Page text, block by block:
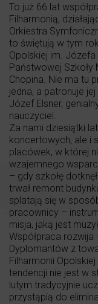
To już 66 lat
Filharmonią,
Orkiestra
to świętują w tym
Opolskiej im.
Państwowej Szkoły
Chopina. Nie ma tu
jedna, a patronuje
Józef Elsner,
nauczyciel.
Za nami dziesiątki
koncertowych, ale i
placówek, w której
wzajemnego
– gdy szkołę
trwał remont
splatają się w
pracownicy –
misja, jaką jest
Współpraca
Dyplomantów z
Filharmonii
tendencji nie jest w
lutym tradycyjnie
przystąpią do